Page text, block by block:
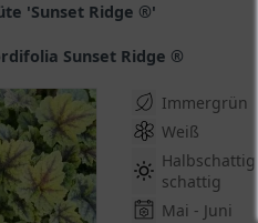
'Sunset Ridge ®'
Sunset Ridge ®
Immergrün
Weiß
Halbschattig -
schattig
Mai - Juni